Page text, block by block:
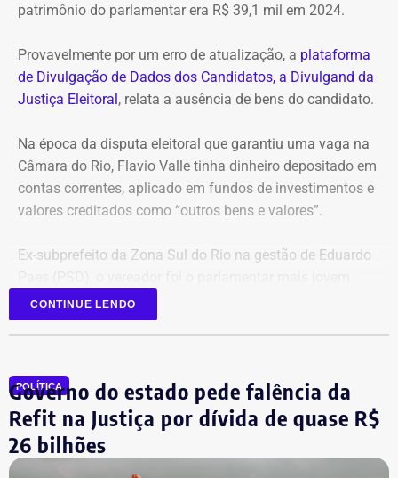
patrimônio do parlamentar era R$ 39,1 mil em 2024.
Provavelmente por um erro de atualização, a plataforma
de Divulgação de Dados dos Candidatos, a Divulgand da
Justiça Eleitoral, relata a ausência de bens do candidato.
Na época da disputa eleitoral que garantiu uma vaga na
Câmara do Rio, Flavio Valle tinha dinheiro depositado em
contas correntes, aplicado em fundos de investimentos e
valores creditados como “outros bens e valores”.
Ex-subprefeito da Zona Sul do Rio na gestão de Eduardo
eleito na última legislatura da Câmara e agora disputa,
pela primeira vez, o cargo de deputado estadual.
CONTINUE LENDO
POLÍTICA
Governo do estado pede falência da
Refit na Justiça por dívida de quase R$
26 bilhões